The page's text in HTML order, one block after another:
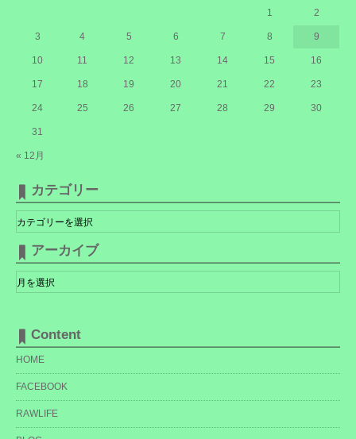
« 12月
1 2
3 4 5 6 7 8 9
10 11 12 13 14 15 16
17 18 19 20 21 22 23
24 25 26 27 28 29 30
31
カテゴリー
テ
ゴ
リ
ー
アーカイブ
ー
カ
Content
HOME
FACEBOOK
RAWLIFE